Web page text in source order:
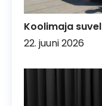
Koolimaja suvel
22. juuni 2026